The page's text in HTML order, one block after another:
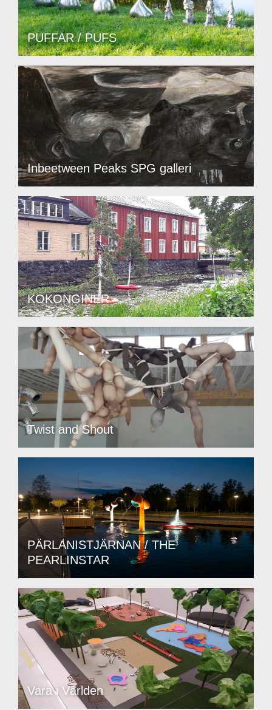
PUFFAR / PUFS
Inbeetween Peaks SPG galleri
KOKONGINER
Twist and Shout
PÄRLANISTJÄRNAN / THE
PEARLINSTAR
Vara i Världen